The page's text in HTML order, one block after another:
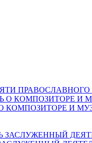
КОМПОЗИТОРЕ И